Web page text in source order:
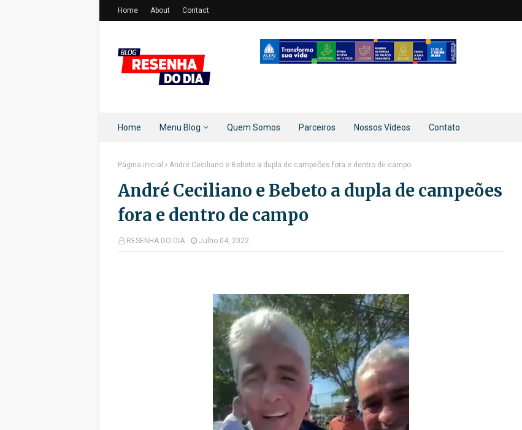
Home About Contact
Home Menu Blog Quem Somos Parceiros Nossos Vídeos Contato
Página inicial André Ceciliano e Bebeto a dupla de campeões fora e dentro de campo
André Ceciliano e Bebeto a dupla de campeões
fora e dentro de campo
RESENHA DO DIA Julho 04, 2022